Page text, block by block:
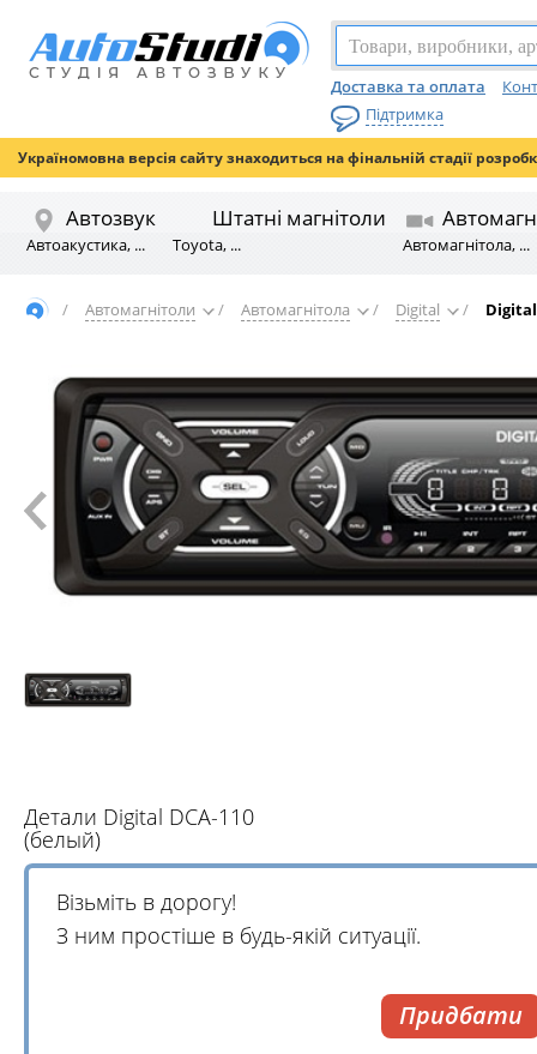
Доставка та оплата
Підтримка
Україномовна версія сайту знаходиться на фінальній стадії
Автозвук
Автоакустика, ...
Штатні магнітоли
Toyota, ... Автомагнітола, ...
/ Автомагнітоли / Автомагнітола / Digital /
Детали Digital DCA-110
(белый)
Візьміть в дорогу!
З ним простіше в будь-якій ситуації.
Придбати